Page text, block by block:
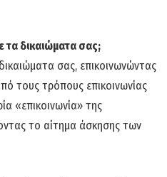
τα δικαιώματα σας;
σας, επικοινωνώντας
τους τρόπους επικοινωνίας
«επικοινωνία» της
το αίτημα άσκησης των